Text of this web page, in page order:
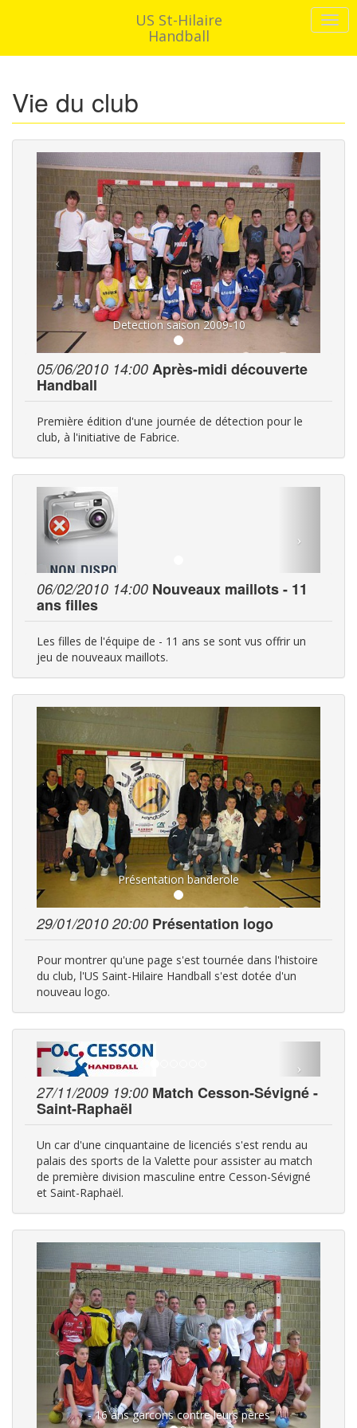
US St-Hilaire
Handball
Vie du club
Detection saison 2009-10
05/06/2010 14:00 Après-midi découverte
Handball
Première édition d'une journée de détection pour le
club, à l'initiative de Fabrice.
06/02/2010 14:00 Nouveaux maillots - 11
ans filles
Les filles de l'équipe de - 11 ans se sont vus offrir un
jeu de nouveaux maillots.
Présentation banderole
29/01/2010 20:00 Présentation logo
Pour montrer qu'une page s'est tournée dans l'histoire
du club, l'US Saint-Hilaire Handball s'est dotée d'un
nouveau logo.
27/11/2009 19:00 Match Cesson-Sévigné -
Saint-Raphaël
Un car d'une cinquantaine de licenciés s'est rendu au
palais des sports de la Valette pour assister au match
de première division masculine entre Cesson-Sévigné
et Saint-Raphaël.
- 16 ans garcons contre leurs pères